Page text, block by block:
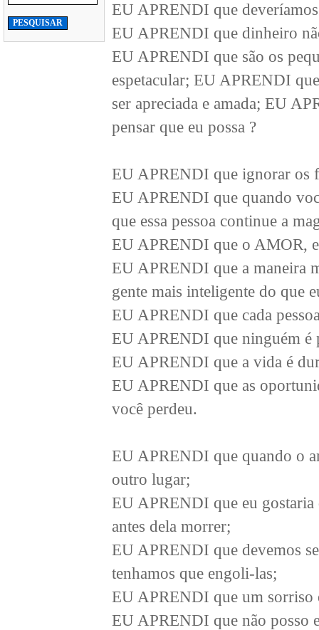
EU APRENDI que
EU APRENDI que dinheiro
EU APRENDI que são os
espetacular; EU APRENDI
ser apreciada e amada; EU
pensar que eu possa ?
EU APRENDI que ignorar os
EU APRENDI que quando
que essa pessoa continue a
EU APRENDI que o AMOR,
EU APRENDI que a maneira
gente mais inteligente do que
EU APRENDI que cada
EU APRENDI que ninguém é
EU APRENDI que a vida é
EU APRENDI que as
você perdeu.
EU APRENDI que quando o
outro lugar;
EU APRENDI que eu gostaria
antes dela morrer;
EU APRENDI que devemos
tenhamos que engoli-las;
EU APRENDI que um sorriso
EU APRENDI que não posso